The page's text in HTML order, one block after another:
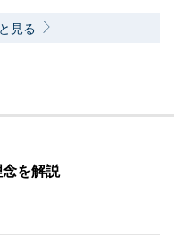
見る
を解説